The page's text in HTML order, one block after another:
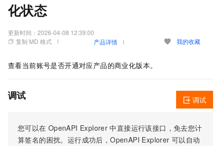
化状态
更新时间： 2026-04-08 12:39:00
复制 MD 格式
产品详情 我的收藏
查看当前账号是否开通对应产品的商业化版本。
调试
您可以在 OpenAPI Explorer 中直接运行该接口，免去您计
算签名的困扰。运行成功后，OpenAPI Explorer 可以自动
调试